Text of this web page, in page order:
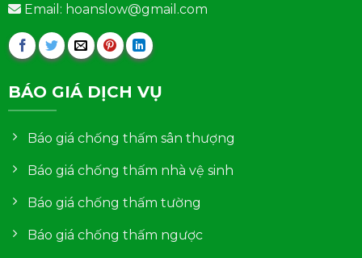
Email: hoanslow@gmail.com
BÁO GIÁ DỊCH VỤ
Báo giá chống thấm sân thượng
Báo giá chống thấm nhà vệ sinh
Báo giá chống thấm tường
Báo giá chống thấm ngược